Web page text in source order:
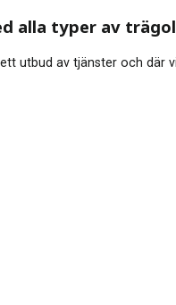
alla typer av
utbud av tjänster och där